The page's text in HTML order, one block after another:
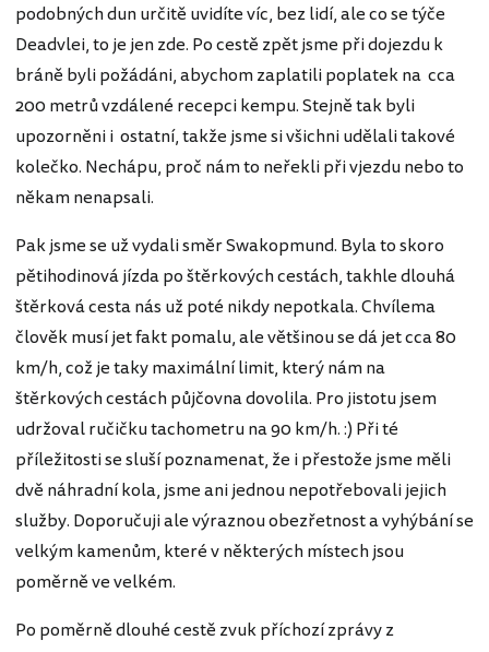
podobných dun určitě uvidíte víc, bez lidí, ale co se týče
Deadvlei, to je jen zde. Po cestě zpět jsme při dojezdu k
bráně byli požádáni, abychom zaplatili poplatek na cca
200 metrů vzdálené recepci kempu. Stejně tak byli
upozorněni i ostatní, takže jsme si všichni udělali takové
kolečko. Nechápu, proč nám to neřekli při vjezdu nebo to
někam nenapsali.
Pak jsme se už vydali směr Swakopmund. Byla to skoro
pětihodinová jízda po štěrkových cestách, takhle dlouhá
štěrková cesta nás už poté nikdy nepotkala. Chvílema
člověk musí jet fakt pomalu, ale většinou se dá jet cca 80
km/h, což je taky maximální limit, který nám na
štěrkových cestách půjčovna dovolila. Pro jistotu jsem
udržoval ručičku tachometru na 90 km/h. :) Při té
příležitosti se sluší poznamenat, že i přestože jsme měli
dvě náhradní kola, jsme ani jednou nepotřebovali jejich
služby. Doporučuji ale výraznou obezřetnost a vyhýbání se
velkým kamenům, které v některých místech jsou
poměrně ve velkém.
Po poměrně dlouhé cestě zvuk příchozí zprávy z